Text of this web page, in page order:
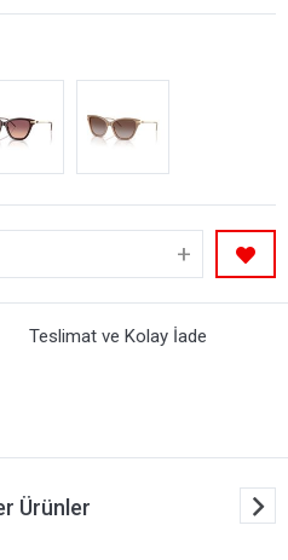
+
Teslimat ve Kolay İade
Ürünler